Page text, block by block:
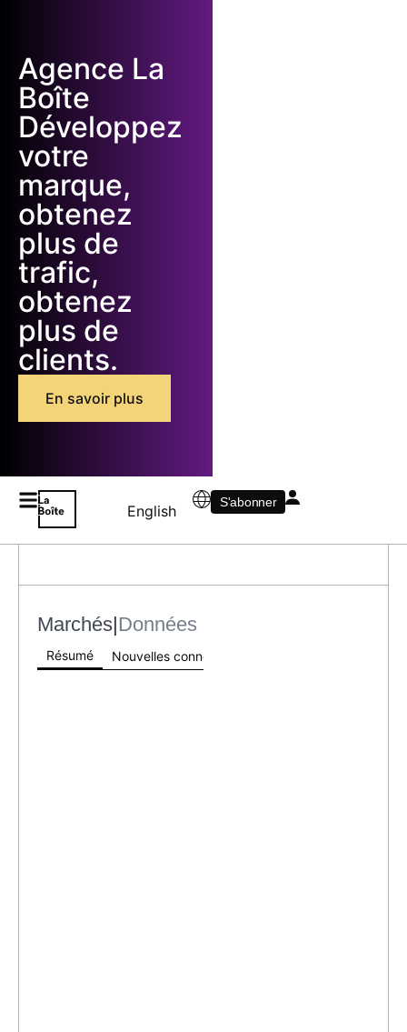
Agence La
Boîte
Développez
votre
marque,
obtenez
plus de
trafic,
obtenez
plus de
clients.
En savoir plus
English S'abonner
Marchés|Données
Résumé Nouvelles connexes